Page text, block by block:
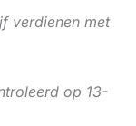
verdienen met
op 13-